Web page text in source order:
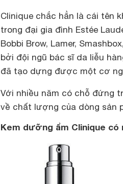
Clinique chắc hẳn là cái tên
trong đại gia đình Estée
Bobbi Brow, Lamer,
bởi đội ngũ bác sĩ da liễu
đã tạo dựng được một cơ
Với nhiều năm có chỗ đứng
về chất lượng của dòng sản
Kem dưỡng ẩm Clinique có